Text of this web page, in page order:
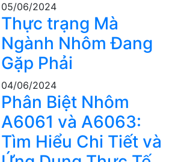
05/06/2024
Thực trạng Mà
Ngành Nhôm Đang
Gặp Phải
04/06/2024
Phân Biệt Nhôm
A6061 và A6063:
Tìm Hiểu Chi Tiết và